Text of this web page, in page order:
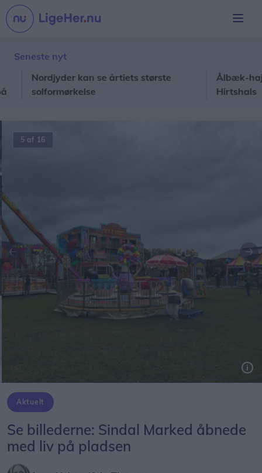
Seneste nyt
Nordjyder kan se årtiets største
solformørkelse
Ålbæk-haj
Hirtshals
5 af 16
Forrige
Aktuelt
Se billederne: Sindal Marked åbnede
med liv på pladsen